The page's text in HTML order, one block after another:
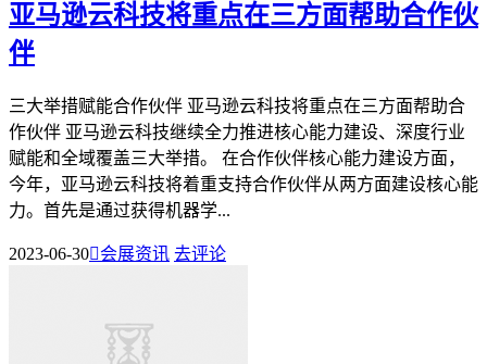
亚马逊云科技将重点在三方面帮助合作伙
伴
三大举措赋能合作伙伴 亚马逊云科技将重点在三方面帮助合
作伙伴 亚马逊云科技继续全力推进核心能力建设、深度行业
赋能和全域覆盖三大举措。 在合作伙伴核心能力建设方面，
今年，亚马逊云科技将着重支持合作伙伴从两方面建设核心能
力。首先是通过获得机器学...
2023-06-30会展资讯 去评论